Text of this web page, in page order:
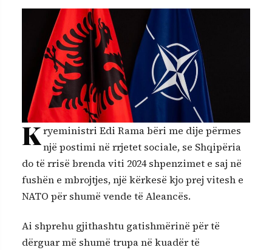
Kryeministri Edi Rama bëri me dije përmes
një postimi në rrjetet sociale, se Shqipëria
do të rrisë brenda viti 2024 shpenzimet e saj në
fushën e mbrojtjes, një kërkesë kjo prej vitesh e
NATO për shumë vende të Aleancës.
Ai shprehu gjithashtu gatishmërinë për të
dërguar më shumë trupa në kuadër të